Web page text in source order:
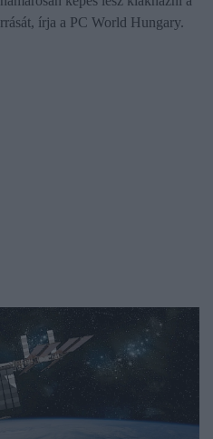
írja a PC World Hungary.